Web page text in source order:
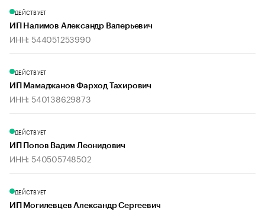
ДЕЙСТВУЕТ
ИП Налимов Александр Валерьевич
ИНН: 544051253990
ДЕЙСТВУЕТ
ИП Мамаджанов Фарход Тахирович
ИНН: 540138629873
ДЕЙСТВУЕТ
ИП Попов Вадим Леонидович
ИНН: 540505748502
ДЕЙСТВУЕТ
ИП Могилевцев Александр Сергеевич